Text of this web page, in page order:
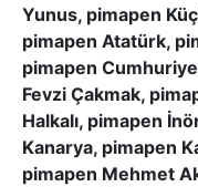
Yunus, pimapen
pimapen Atatürk,
pimapen
Fevzi Çakmak,
Halkalı, pimapen
Kanarya, pimapen
pimapen Mehmet